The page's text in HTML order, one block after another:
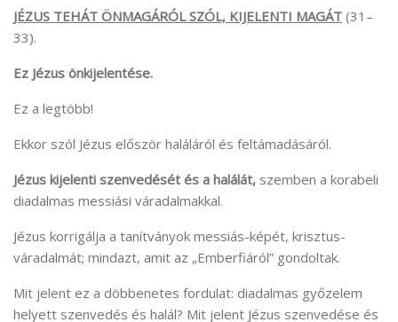
JÉZUS TEHÁT ÖNMAGÁRÓL SZÓL, KIJELENTI MAGÁT (31–
33).
Ez Jézus önkijelentése.
Ez a legtöbb!
Ekkor szól Jézus először haláláról és feltámadásáról.
Jézus kijelenti szenvedését és a halálát, szemben a korabeli
diadalmas messiási váradalmakkal.
Jézus korrigálja a tanítványok messiás-képét, krisztus-
váradalmát; mindazt, amit az „Emberfiáról” gondoltak.
Mit jelent ez a döbbenetes fordulat: diadalmas győzelem
helyett szenvedés és halál? Mit jelent Jézus szenvedése és